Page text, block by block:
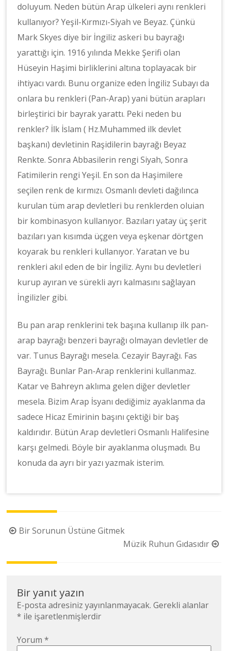
doluyum. Neden bütün Arap ülkeleri aynı renkleri
kullanıyor? Yeşil-Kırmızı-Siyah ve Beyaz. Çünkü
Mark Skyes diye bir İngiliz askeri bu bayrağı
yarattığı için. 1916 yılında Mekke Şerifi olan
Hüseyin Haşimi birliklerini altına toplayacak bir
ihtiyacı vardı. Bunu organize eden İngiliz Subayı da
onlara bu renkleri (Pan-Arap) yani bütün arapları
birleştirici bir bayrak yarattı. Peki neden bu
renkler? İlk İslam ( Hz.Muhammed ilk devlet
başkanı) devletinin Raşidilerin bayrağı Beyaz
Renkte. Sonra Abbasilerin rengi Siyah, Sonra
Fatimilerin rengi Yeşil. En son da Haşimilere
seçilen renk de kırmızı. Osmanlı devleti dağılınca
kurulan tüm arap devletleri bu renklerden oluian
bir kombinasyon kullanıyor. Bazıları yatay üç şerit
bazıları yan kısımda üçgen veya eşkenar dörtgen
koyarak bu renkleri kullanıyor. Yaratan ve bu
renkleri akıl eden de bir İngiliz. Aynı bu devletleri
kurup ayıran ve sürekli ayrı kalmasını sağlayan
İngilizler gibi.
Bu pan arap renklerini tek başına kullanıp ilk pan-
arap bayrağı benzeri bayrağı olmayan devletler de
var. Tunus Bayrağı mesela. Cezayir Bayrağı. Fas
Bayrağı. Bunlar Pan-Arap renklerini kullanmaz.
Katar ve Bahreyn aklıma gelen diğer devletler
mesela. Bizim Arap İsyanı dediğimiz ayaklanma da
sadece Hicaz Emirinin başını çektiği bir baş
kaldırıdır. Bütün Arap devletleri Osmanlı Halifesine
karşı gelmedi. Böyle bir ayaklanma oluşmadı. Bu
konuda da ayrı bir yazı yazmak isterim.
YazıBir Sorunun Üstüne Gitmek
Müzik Ruhun Gıdasıdır
Bir yanıt yazın
E-posta adresiniz yayınlanmayacak. Gerekli alanlar
* ile işaretlenmişlerdir
Yorum*